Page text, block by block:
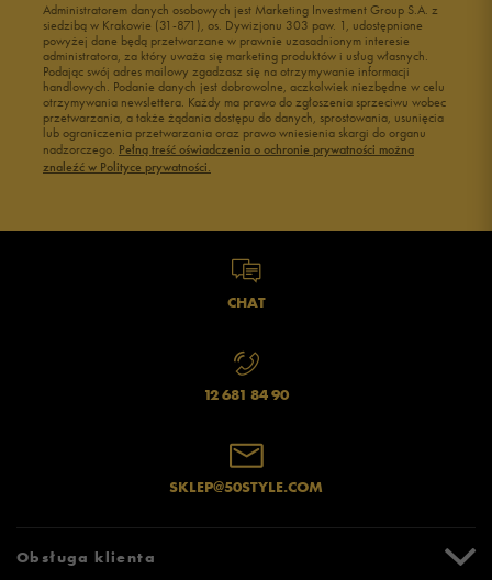
Administratorem danych osobowych jest Marketing Investment Group S.A. z
siedzibą w Krakowie (31-871), os. Dywizjonu 303 paw. 1, udostępnione
powyżej dane będą przetwarzane w prawnie uzasadnionym interesie
administratora, za który uważa się marketing produktów i usług własnych.
Podając swój adres mailowy zgadzasz się na otrzymywanie informacji
handlowych. Podanie danych jest dobrowolne, aczkolwiek niezbędne w celu
otrzymywania newslettera. Każdy ma prawo do zgłoszenia sprzeciwu wobec
przetwarzania, a także żądania dostępu do danych, sprostowania, usunięcia
lub ograniczenia przetwarzania oraz prawo wniesienia skargi do organu
nadzorczego. Pełną treść oświadczenia o ochronie prywatności można
znaleźć w Polityce prywatności.
CHAT
12 681 84 90
SKLEP@50STYLE.COM
Obsługa klienta